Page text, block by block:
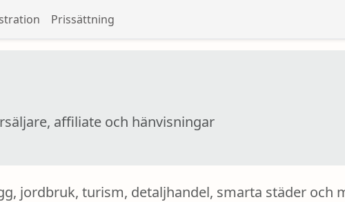
Prissättning
affiliate och hänvisningar
jordbruk, turism, detaljhandel, smarta städer och